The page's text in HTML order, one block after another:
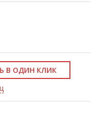
В ОДИН КЛИК